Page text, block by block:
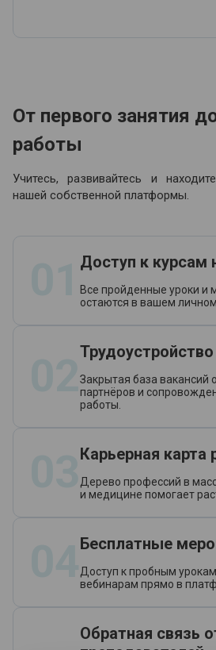
От первого занятия
работы
Учитесь, развивайтесь и
нашей собственной платформы.
Доступ к курсам
Все пройденные уроки и
остаются в вашем личном
Трудоустройство
Закрытая база вакансий
партнёров и
работы.
Карьерная карта
Дерево профессий в
и медицине помогает
Бесплатные
Доступ к пробным
вебинарам прямо в
Обратная связь